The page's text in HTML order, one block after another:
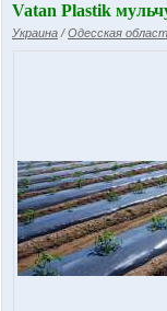
Vatan Plastik
Украина /Одесская